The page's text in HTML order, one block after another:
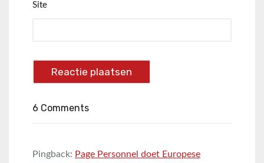
Site
6 Comments
Pingback: Page Personnel doet Europese